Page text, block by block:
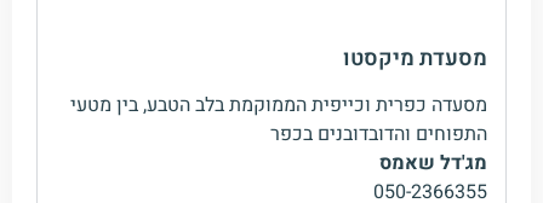
מסעדת מיקסטו
מסעדה כפרית וכייפית הממוקמת בלב הטבע, בין מטעי
התפוחים והדובדובנים בכפר
מג'דל שאמס
050-2366355